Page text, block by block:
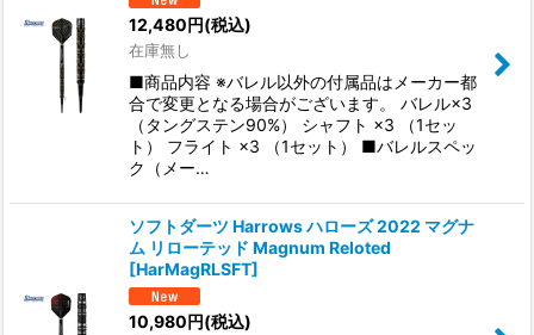
12,480円(税込)
在庫無し
■商品内容 ※バレル以外の付属品はメーカー都
合で変更となる場合がございます。 バレル×3
（タングステン90%） シャフト ×3 （1セッ
ト） フライト ×3 （1セット） ■バレルスペッ
ク（メー…
ソフトダーツ Harrows ハローズ 2022 マグナ
ム リローテッド Magnum Reloted
[HarMagRLSFT]
10,980円(税込)